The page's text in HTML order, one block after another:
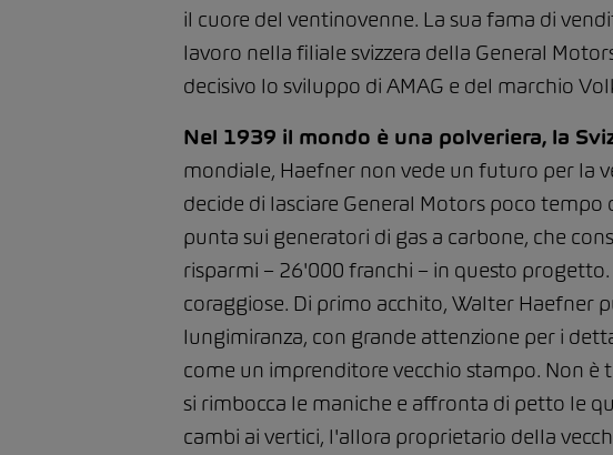
il cuore del ventinovenne. La sua fama di
lavoro nella filiale svizzera della General
decisivo lo sviluppo di AMAG e del marchio
Nel 1939 il mondo è una polveriera, la
mondiale, Haefner non vede un futuro per la
decide di lasciare General Motors poco
punta sui generatori di gas a carbone, che
risparmi – 26'000 franchi – in questo
coraggiose. Di primo acchito, Walter Haefner
lungimiranza, con grande attenzione per i
come un imprenditore vecchio stampo. Non
si rimbocca le maniche e affronta di petto le
cambi ai vertici, l'allora proprietario della